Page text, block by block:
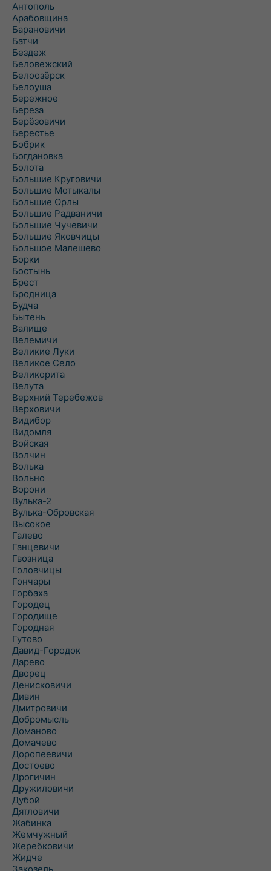
Антополь
Арабовщина
Барановичи
Батчи
Бездеж
Беловежский
Белоозёрск
Белоуша
Бережное
Береза
Берёзовичи
Берестье
Бобрик
Богдановка
Болота
Большие Круговичи
Большие Мотыкалы
Большие Орлы
Большие Радваничи
Большие Чучевичи
Большие Яковчицы
Большое Малешево
Борки
Бостынь
Брест
Бродница
Будча
Бытень
Валище
Велемичи
Великие Луки
Великое Село
Великорита
Велута
Верхний Теребежов
Верховичи
Видибор
Видомля
Войская
Волчин
Волька
Вольно
Ворони
Вулька-2
Вулька-Обровская
Высокое
Галево
Ганцевичи
Гвозница
Головчицы
Гончары
Горбаха
Городец
Городище
Городная
Гутово
Давид-Городок
Дарево
Дворец
Денисковичи
Дивин
Дмитровичи
Добромысль
Доманово
Домачево
Доропеевичи
Достоево
Дрогичин
Дружиловичи
Дубой
Дятловичи
Жабинка
Жемчужный
Жеребковичи
Жидче